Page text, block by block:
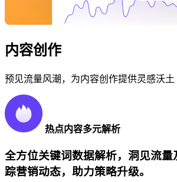
内容创作
预见流量风潮，为内容创作提供灵感沃土
热点内容多元解析
全方位关键词数据解析，洞见流量
踪营销动态，助力策略升级。